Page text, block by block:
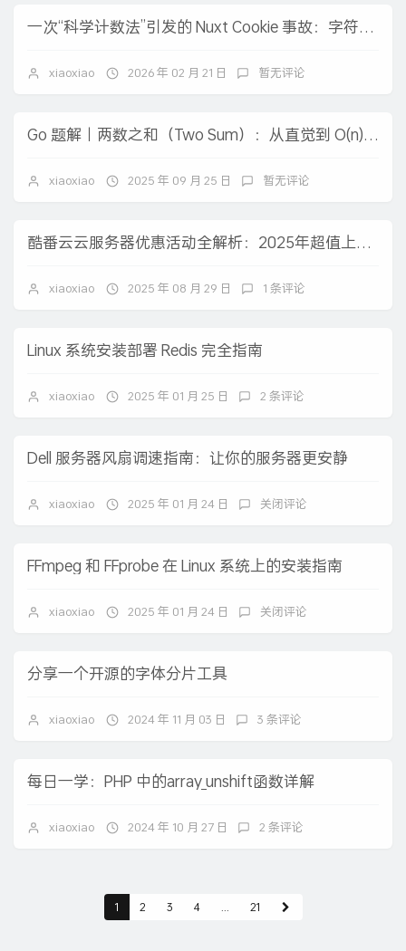
一次“科学计数法”引发的 Nuxt Cookie 事故：字符串竟然变成了 Infinity
xiaoxiao 2026 年 02 月 21 日 暂无评论
Go 题解｜两数之和（Two Sum）：从直觉到 O(n) 的一步步实现
xiaoxiao 2025 年 09 月 25 日 暂无评论
酷番云云服务器优惠活动全解析：2025年超值上云特惠方案
xiaoxiao 2025 年 08 月 29 日 1 条评论
Linux 系统安装部署 Redis 完全指南
xiaoxiao 2025 年 01 月 25 日 2 条评论
Dell 服务器风扇调速指南：让你的服务器更安静
xiaoxiao 2025 年 01 月 24 日 关闭评论
FFmpeg 和 FFprobe 在 Linux 系统上的安装指南
xiaoxiao 2025 年 01 月 24 日 关闭评论
分享一个开源的字体分片工具
xiaoxiao 2024 年 11 月 03 日 3 条评论
每日一学：PHP 中的array_unshift函数详解
xiaoxiao 2024 年 10 月 27 日 2 条评论
1 2 3 4 ... 21